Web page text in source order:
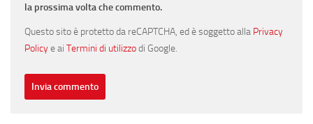
la prossima volta che commento.
Questo sito è protetto da reCAPTCHA, ed è soggetto alla Privacy
Policye ai Termini di utilizzodi Google.